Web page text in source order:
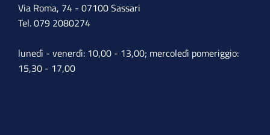
Via Roma, 74 - 07100 Sassari
Tel. 079 2080274
lunedì - venerdì: 10,00 - 13,00; mercoledì pomeriggio:
15,30 - 17,00